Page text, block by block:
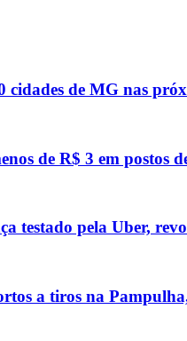
cidades de MG nas
de R$ 3 em postos
testado pela Uber,
a tiros na